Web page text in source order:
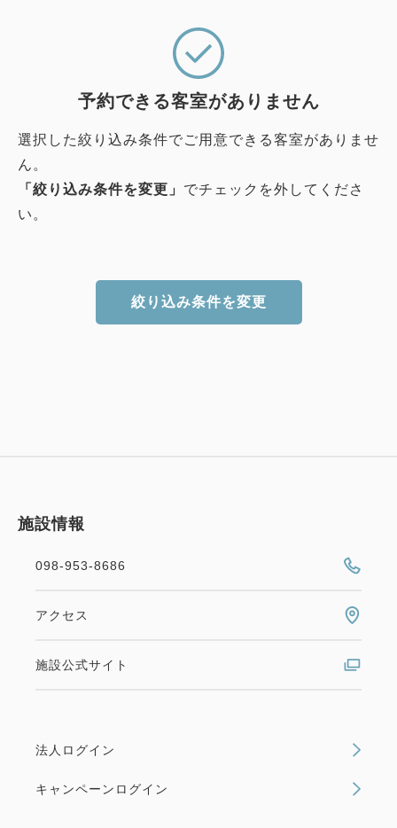
予約できる客室がありません
選択した絞り込み条件でご用意できる客室がありませ
ん。
「絞り込み条件を変更」 でチェックを外してくださ
い。
絞り込み条件を変更
施設情報
098-953-8686
アクセス
施設公式サイト
法人ログイン
キャンペーンログイン